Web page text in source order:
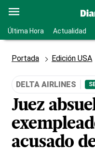
Última Hora Actualidad
Portada Edición USA
DELTA AIRLINES
Juez
acusado